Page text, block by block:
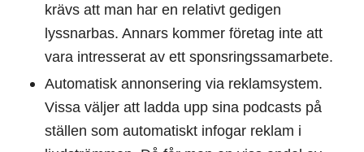
krävs att man har en relativt gedigen
lyssnarbas. Annars kommer företag inte att
vara intresserat av ett sponsringssamarbete.
Automatisk annonsering via reklamsystem.
Vissa väljer att ladda upp sina podcasts på
ställen som automatiskt infogar reklam i